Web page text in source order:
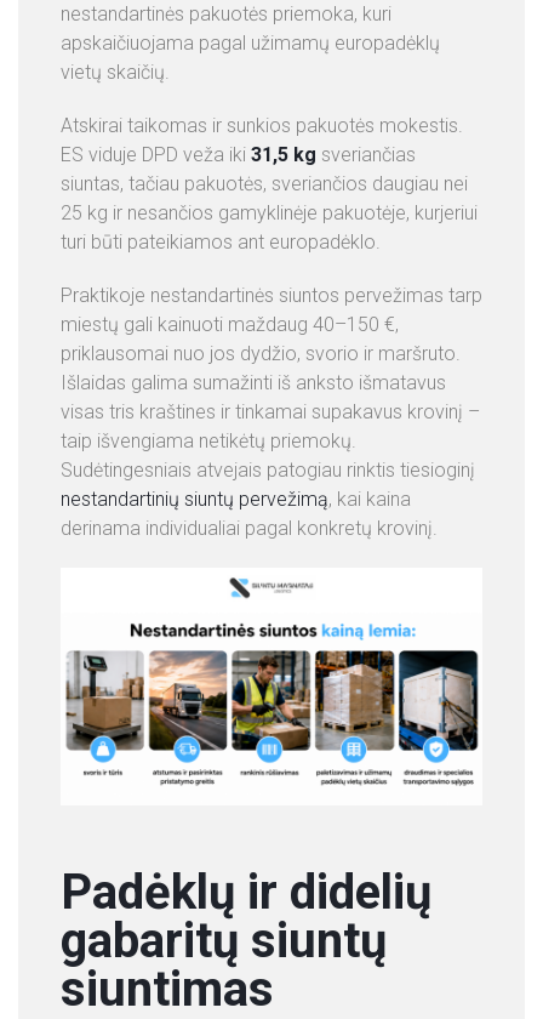
nestandartinės pakuotės priemoka, kuri
apskaičiuojama pagal užimamų europadėklų
vietų skaičių.
Atskirai taikomas ir sunkios pakuotės mokestis.
ES viduje DPD veža iki 31,5 kg sveriančias
siuntas, tačiau pakuotės, sveriančios daugiau nei
25 kg ir nesančios gamyklinėje pakuotėje, kurjeriui
turi būti pateikiamos ant europadėklo.
Praktikoje nestandartinės siuntos pervežimas tarp
miestų gali kainuoti maždaug 40–150 €,
priklausomai nuo jos dydžio, svorio ir maršruto.
Išlaidas galima sumažinti iš anksto išmatavus
visas tris kraštines ir tinkamai supakavus krovinį –
taip išvengiama netikėtų priemokų.
Sudėtingesniais atvejais patogiau rinktis tiesioginį
nestandartinių siuntų pervežimą, kai kaina
derinama individualiai pagal konkretų krovinį.
Padėklų ir didelių
gabaritų siuntų
siuntimas